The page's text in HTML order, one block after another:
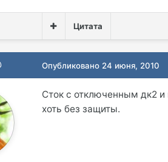
Цитата
Опубликовано 24 июня, 2010
Сток с отключенным дк2
хоть без защиты.